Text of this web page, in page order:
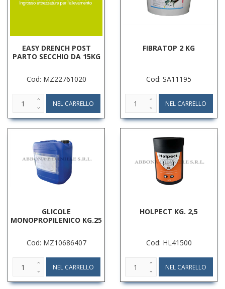
EASY DRENCH POST
PARTO SECCHIO DA 15KG
Cod: MZ22761020
FIBRATOP 2 KG
Cod: SA11195
GLICOLE
MONOPROPILENICO KG.25
Cod: MZ10686407
HOLPECT KG. 2,5
Cod: HL41500